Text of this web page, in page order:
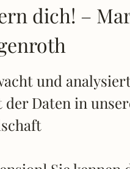
dich! –
und
der Daten in